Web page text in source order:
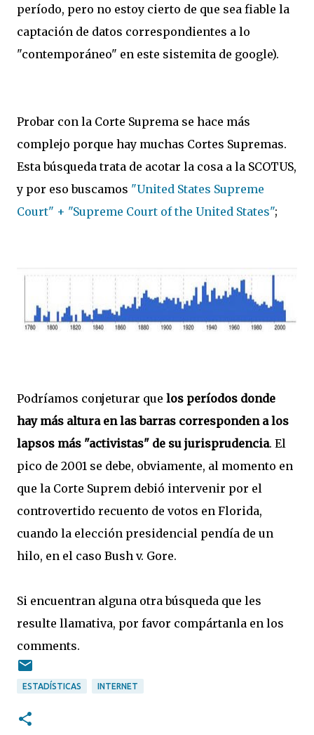
período, pero no estoy cierto de que sea fiable la
captación de datos correspondientes a lo
"contemporáneo" en este sistemita de google).
Probar con la Corte Suprema se hace más
complejo porque hay muchas Cortes Supremas.
Esta búsqueda trata de acotar la cosa a la SCOTUS,
y por eso buscamos "United States Supreme
Court" + "Supreme Court of the United States";
Podríamos conjeturar que los períodos donde
hay más altura en las barras corresponden a los
lapsos más "activistas" de su jurisprudencia. El
pico de 2001 se debe, obviamente, al momento en
que la Corte Suprem debió intervenir por el
controvertido recuento de votos en Florida,
cuando la elección presidencial pendía de un
hilo, en el caso Bush v. Gore.
Si encuentran alguna otra búsqueda que les
resulte llamativa, por favor compártanla en los
comments.
ESTADÍSTICAS INTERNET